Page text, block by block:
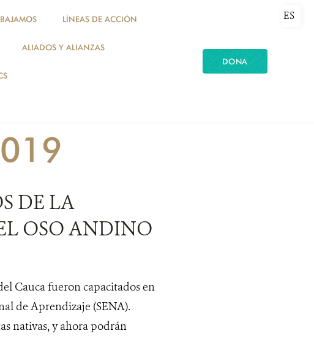
LÍNEAS DE ACCIÓN
ALIADOS Y ALIANZAS
DONA
ES
DE LA
OSO ANDINO
Cauca fueron capacitados en
de Aprendizaje (SENA).
nativas, y ahora podrán